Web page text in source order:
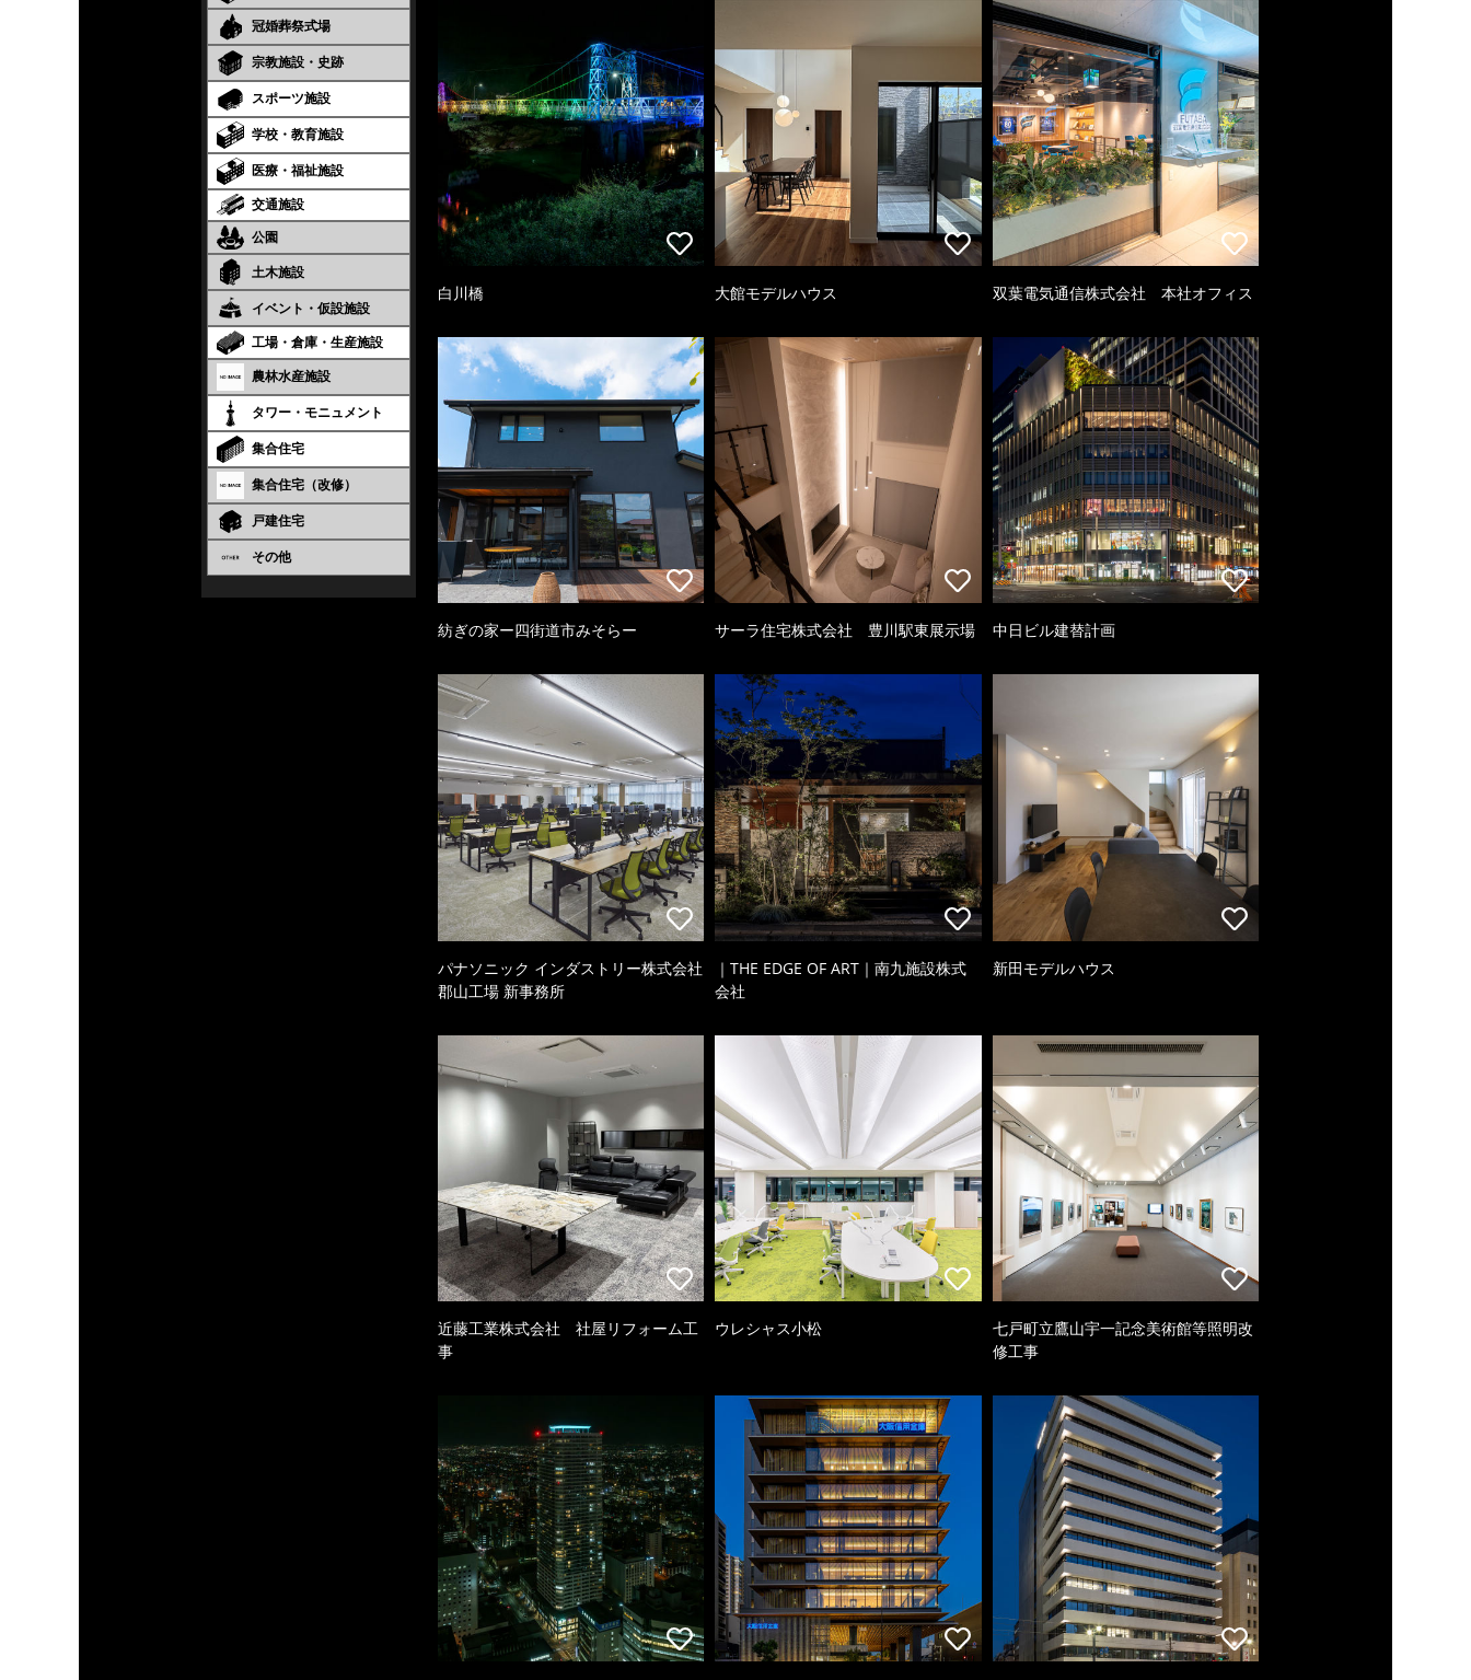
冠婚葬祭式場
宗教施設・史跡
スポーツ施設
学校・教育施設
医療・福祉施設
交通施設
公園
土木施設
イベント・仮設施設
工場・倉庫・生産施設
農林水産施設
タワー・モニュメント
集合住宅
集合住宅（改修）
戸建住宅
その他
白川橋 大館モデルハウス 双葉電気通信株式会社 本社オフィス
紡ぎの家ー四街道市みそらー サーラ住宅株式会社 豊川駅東展示場 中日ビル建替計画
パナソニック インダストリー株式会社
郡山工場 新事務所
｜THE EDGE OF ART｜南九施設株式
会社
新田モデルハウス
近藤工業株式会社 社屋リフォーム工
事
ウレシャス小松
七戸町立鷹山宇一記念美術館等照明改
修工事